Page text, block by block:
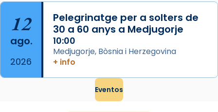
12
ago.
2026
Pelegrinatge per a solters de
30 a 60 anys a Medjugorje
10:00
Medjugorje, Bòsnia i Herzegovina
+ info
Eventos